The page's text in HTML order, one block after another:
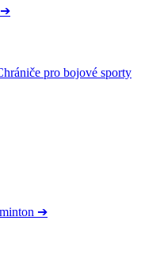
➔
pro bojové sporty
➔